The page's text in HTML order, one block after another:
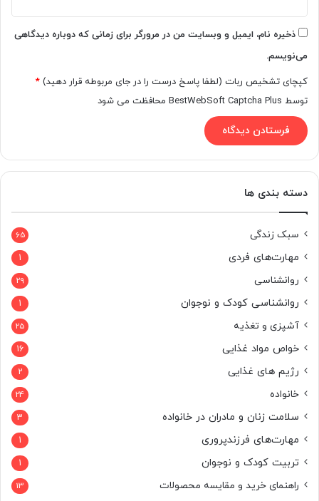
ذخیره نام، ایمیل و وبسایت من در مرورگر برای زمانی که دوباره دیدگاهی
می‌نویسم.
کپچای تشخیص ربات (لطفا پاسخ درست را در جای مربوطه قرار دهید) *
توسط BestWebSoft Captcha Plus محافظت می شود
دسته بندی ها
سبک زندگی 65
مهارت‌های فردی 1
روانشناسی 29
روانشناسی کودک و نوجوان 1
آشپزی و تغذیه 25
خواص مواد غذایی 16
رژیم های غذایی 2
خانواده 24
سلامت زنان و مادران در خانواده 3
مهارت‌های فرزندپروری 1
تربیت کودک و نوجوان 1
راهنمای خرید و مقایسه محصولات 13